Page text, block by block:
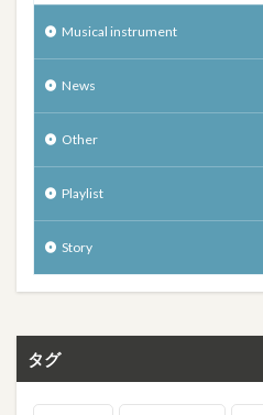
Musical instrument
News
Other
Playlist
Story
タグ